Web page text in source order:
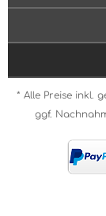
* Alle Preise inkl.
ggf.